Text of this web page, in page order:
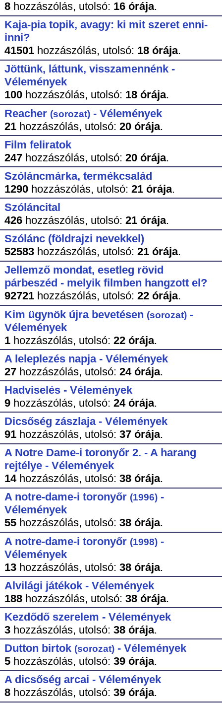
8hozzászólás, utolsó: 16 órája.
Kaja-pia topik, avagy: ki mit szeret enni-
inni?
41501hozzászólás, utolsó: 18 órája.
Jöttünk, láttunk, visszamennénk -
Vélemények
100hozzászólás, utolsó: 18 órája.
Reacher (sorozat)- Vélemények
21hozzászólás, utolsó: 20 órája.
Film feliratok
247hozzászólás, utolsó: 20 órája.
Szóláncmárka, termékcsalád
1290hozzászólás, utolsó: 21 órája.
Szóláncital
426hozzászólás, utolsó: 21 órája.
Szólánc (földrajzi nevekkel)
52583hozzászólás, utolsó: 21 órája.
Jellemző mondat, esetleg rövid
párbeszéd - melyik filmben hangzott el?
92721hozzászólás, utolsó: 22 órája.
Kim ügynök újra bevetésen (sorozat)-
Vélemények
1hozzászólás, utolsó: 22 órája.
A leleplezés napja - Vélemények
27hozzászólás, utolsó: 24 órája.
Hadviselés - Vélemények
9hozzászólás, utolsó: 24 órája.
Dicsőség zászlaja - Vélemények
91hozzászólás, utolsó: 37 órája.
A Notre Dame-i toronyőr 2. - A harang
rejtélye - Vélemények
14hozzászólás, utolsó: 38 órája.
A notre-dame-i toronyőr (1996)-
Vélemények
55hozzászólás, utolsó: 38 órája.
A notre-dame-i toronyőr (1998)-
Vélemények
13hozzászólás, utolsó: 38 órája.
Alvilági játékok - Vélemények
188hozzászólás, utolsó: 38 órája.
Kezdődő szerelem - Vélemények
3hozzászólás, utolsó: 38 órája.
Dutton birtok (sorozat)- Vélemények
5hozzászólás, utolsó: 39 órája.
A dicsőség arcai - Vélemények
8hozzászólás, utolsó: 39 órája.